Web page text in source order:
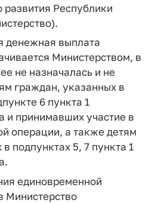
развития Республики
денежная выплата
Министерством, в
не назначалась и не
граждан, указанных в
6 пункта 1
и принимавших участие в
операции, а также детям
подпунктах 5, 7 пункта 1
единовременной
Министерство